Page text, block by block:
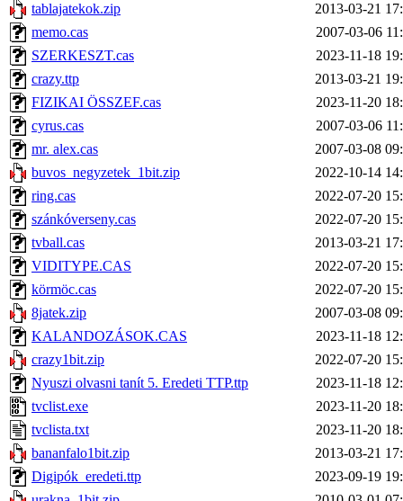
tablajatekok.zip
2013-03-21
memo.cas
2007-03-06
SZERKESZT.cas
2023-11-18
crazy.ttp
2013-03-21
FIZIKAI ÖSSZEF.cas
2023-11-20
cyrus.cas
2007-03-06
mr. alex.cas
2007-03-08
buvos_negyzetek_1bit.zip
2022-10-14
ring.cas
2022-07-20
szánkóverseny.cas
2022-07-20
tvball.cas
2013-03-21
VIDITYPE.CAS
2022-07-20
körmöc.cas
2022-07-20
8jatek.zip
2007-03-08
KALANDOZÁSOK.CAS
2023-11-18
crazy1bit.zip
2022-07-20
Nyuszi olvasni tanít 5. Eredeti TTP.ttp
2023-11-18
tvclist.exe
2023-11-20
tvclista.txt
2023-11-20
bananfalo1bit.zip
2013-03-21
Digipók_eredeti.ttp
2023-09-19